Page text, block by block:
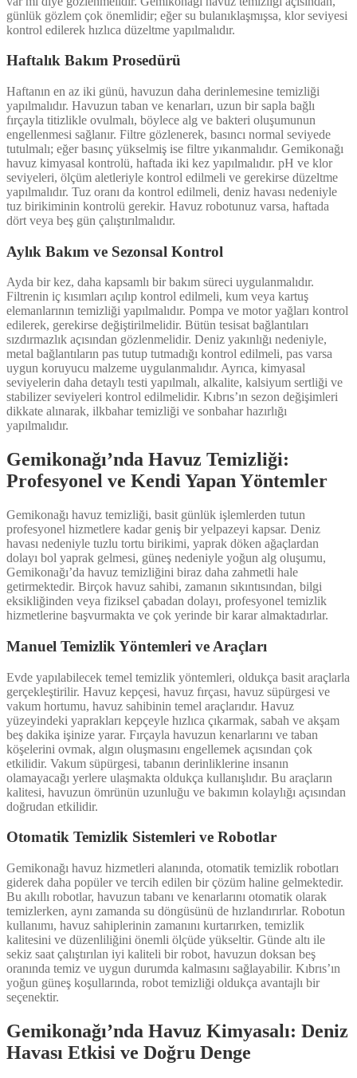
günlük gözlem çok önemlidir; eğer su bulanıklaşmışsa, klor seviyesi
kontrol edilerek hızlıca düzeltme yapılmalıdır.
Haftalık Bakım Prosedürü
Haftanın en az iki günü, havuzun daha derinlemesine temizliği
yapılmalıdır. Havuzun taban ve kenarları, uzun bir sapla bağlı
fırçayla titizlikle ovulmalı, böylece alg ve bakteri oluşumunun
engellenmesi sağlanır. Filtre gözlenerek, basıncı normal seviyede
tutulmalı; eğer basınç yükselmiş ise filtre yıkanmalıdır. Gemikonağı
havuz kimyasal kontrolü, haftada iki kez yapılmalıdır. pH ve klor
seviyeleri, ölçüm aletleriyle kontrol edilmeli ve gerekirse düzeltme
yapılmalıdır. Tuz oranı da kontrol edilmeli, deniz havası nedeniyle
tuz birikiminin kontrolü gerekir. Havuz robotunuz varsa, haftada
dört veya beş gün çalıştırılmalıdır.
Aylık Bakım ve Sezonsal Kontrol
Ayda bir kez, daha kapsamlı bir bakım süreci uygulanmalıdır.
Filtrenin iç kısımları açılıp kontrol edilmeli, kum veya kartuş
elemanlarının temizliği yapılmalıdır. Pompa ve motor yağları kontrol
edilerek, gerekirse değiştirilmelidir. Bütün tesisat bağlantıları
sızdırmazlık açısından gözlenmelidir. Deniz yakınlığı nedeniyle,
metal bağlantıların pas tutup tutmadığı kontrol edilmeli, pas varsa
uygun koruyucu malzeme uygulanmalıdır. Ayrıca, kimyasal
seviyelerin daha detaylı testi yapılmalı, alkalite, kalsiyum sertliği ve
stabilizer seviyeleri kontrol edilmelidir. Kıbrıs’ın sezon değişimleri
dikkate alınarak, ilkbahar temizliği ve sonbahar hazırlığı
yapılmalıdır.
Gemikonağı’nda Havuz Temizliği:
Profesyonel ve Kendi Yapan Yöntemler
Gemikonağı havuz temizliği, basit günlük işlemlerden tutun
profesyonel hizmetlere kadar geniş bir yelpazeyi kapsar. Deniz
havası nedeniyle tuzlu tortu birikimi, yaprak döken ağaçlardan
dolayı bol yaprak gelmesi, güneş nedeniyle yoğun alg oluşumu,
Gemikonağı’da havuz temizliğini biraz daha zahmetli hale
getirmektedir. Birçok havuz sahibi, zamanın sıkıntısından, bilgi
eksikliğinden veya fiziksel çabadan dolayı, profesyonel temizlik
hizmetlerine başvurmakta ve çok yerinde bir karar almaktadırlar.
Manuel Temizlik Yöntemleri ve Araçları
Evde yapılabilecek temel temizlik yöntemleri, oldukça basit araçlarla
gerçekleştirilir. Havuz kepçesi, havuz fırçası, havuz süpürgesi ve
vakum hortumu, havuz sahibinin temel araçlarıdır. Havuz
yüzeyindeki yaprakları kepçeyle hızlıca çıkarmak, sabah ve akşam
beş dakika işinize yarar. Fırçayla havuzun kenarlarını ve taban
köşelerini ovmak, algın oluşmasını engellemek açısından çok
etkilidir. Vakum süpürgesi, tabanın derinliklerine insanın
olamayacağı yerlere ulaşmakta oldukça kullanışlıdır. Bu araçların
kalitesi, havuzun ömrünün uzunluğu ve bakımın kolaylığı açısından
doğrudan etkilidir.
Otomatik Temizlik Sistemleri ve Robotlar
Gemikonağı havuz hizmetleri alanında, otomatik temizlik robotları
giderek daha popüler ve tercih edilen bir çözüm haline gelmektedir.
Bu akıllı robotlar, havuzun tabanı ve kenarlarını otomatik olarak
temizlerken, aynı zamanda su döngüsünü de hızlandırırlar. Robotun
kullanımı, havuz sahiplerinin zamanını kurtarırken, temizlik
kalitesini ve düzenliliğini önemli ölçüde yükseltir. Günde altı ile
sekiz saat çalıştırılan iyi kaliteli bir robot, havuzun doksan beş
oranında temiz ve uygun durumda kalmasını sağlayabilir. Kıbrıs’ın
yoğun güneş koşullarında, robot temizliği oldukça avantajlı bir
seçenektir.
Gemikonağı’nda Havuz Kimyasalı: Deniz
Havası Etkisi ve Doğru Denge